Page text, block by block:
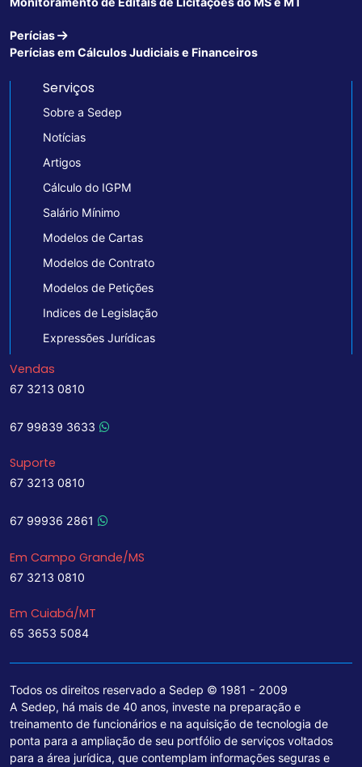
Perícias
Perícias em Cálculos Judiciais e Financeiros
Serviços
Sobre a Sedep
Notícias
Artigos
Cálculo do IGPM
Salário Mínimo
Modelos de Cartas
Modelos de Contrato
Modelos de Petições
Indices de Legislação
Expressões Jurídicas
Vendas
67 3213 0810
67 99839 3633
Suporte
67 3213 0810
67 99936 2861
Em Campo Grande/MS
67 3213 0810
Em Cuiabá/MT
65 3653 5084
Todos os direitos reservado a Sedep © 1981 - 2009
A Sedep, há mais de 40 anos, investe na preparação e
treinamento de funcionários e na aquisição de tecnologia de
ponta para a ampliação de seu portfólio de serviços voltados
para a área jurídica, que contemplam informações seguras e